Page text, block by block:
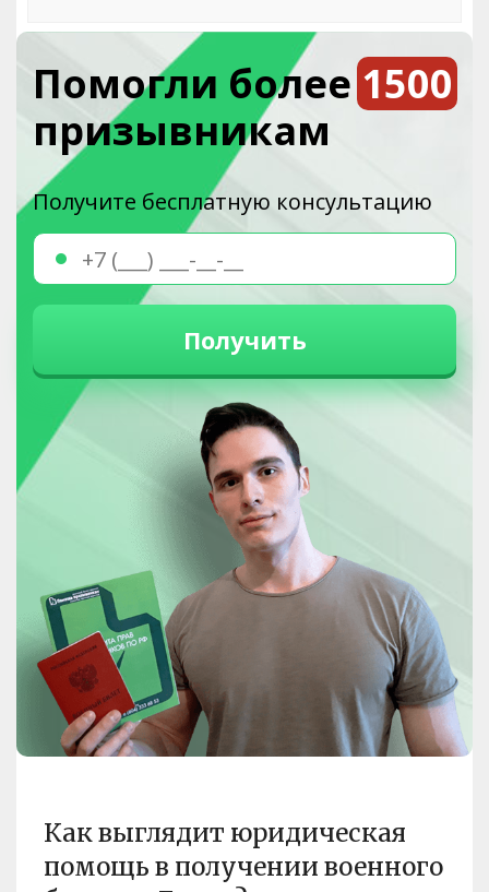
Помогли более1500
призывникам
Получите бесплатную консультацию
Получить
Как выглядит юридическая
помощь в получении военного